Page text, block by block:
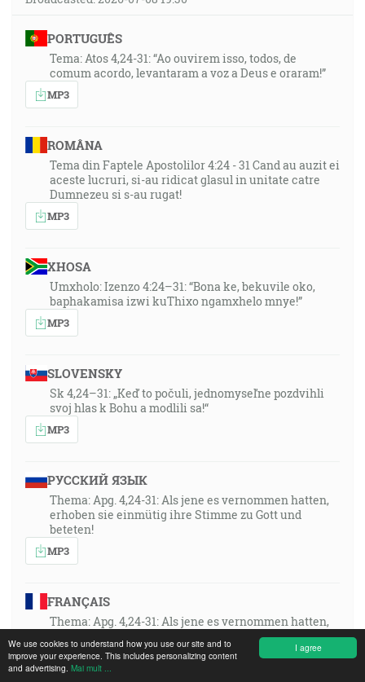
I agree
We use cookies to understand how you use our site and to
improve your experience. This includes personalizing content
and advertising. Mai mult ...
PORTUGUÊS
Tema: Atos 4,24-31: “Ao ouvirem isso, todos, de
comum acordo, levantaram a voz a Deus e oraram!”
MP3
ROMÂNA
Tema din Faptele Apostolilor 4:24 - 31 Cand au auzit ei
aceste lucruri, si-au ridicat glasul in unitate catre
Dumnezeu si s-au rugat!
MP3
XHOSA
Umxholo: Izenzo 4:24–31: “Bona ke, bekuvile oko,
baphakamisa izwi kuThixo ngamxhelo mnye!”
MP3
SLOVENSKY
Sk 4,24–31: „Keď to počuli, jednomyseľne pozdvihli
svoj hlas k Bohu a modlili sa!“
MP3
РУССКИЙ ЯЗЫК
Thema: Apg. 4,24-31: Als jene es vernommen hatten,
erhoben sie einmütig ihre Stimme zu Gott und
beteten!
MP3
FRANÇAIS
Thema: Apg. 4,24-31: Als jene es vernommen hatten,
erhoben sie einmütig ihre Stimme zu Gott und
beteten!
MP3